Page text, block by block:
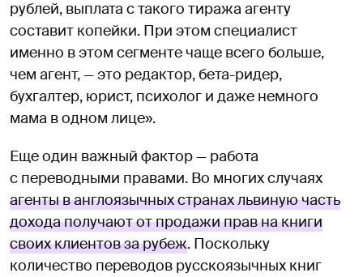
рублей, выплата с такого тиража агенту
составит копейки. При этом специалист
именно в этом сегменте чаще всего больше,
чем агент, — это редактор, бета-ридер,
бухгалтер, юрист, психолог и даже немного
мама в одном лице».
Еще один важный фактор — работа
с переводными правами. Во многих случаях
агенты в англоязычных странах львиную часть
дохода получают от продажи прав на книги
своих клиентов за рубеж. Поскольку
количество переводов русскоязычных книг